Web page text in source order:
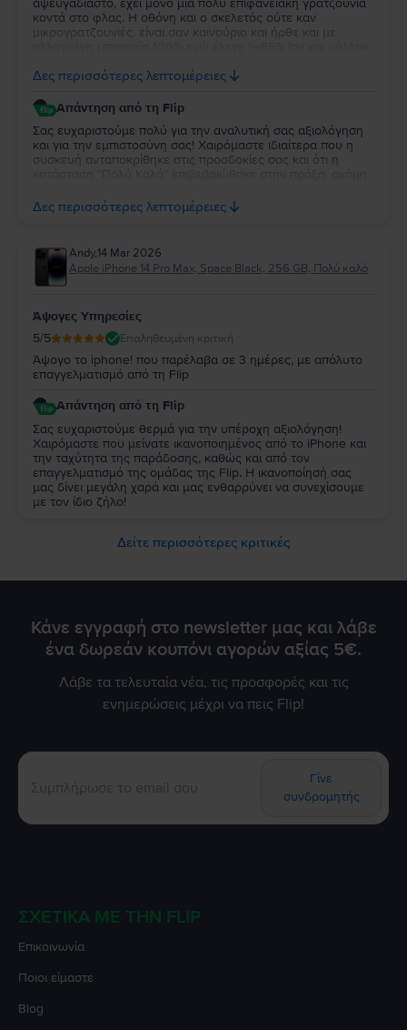
αψευγάδιαστο, έχει μόνο μια πολύ επιφανειακή γρατζουνιά
κοντά στο φλας. Η οθόνη και ο σκελετός ούτε καν
μικρογρατζουνιές, είναι σαν καινούριο και ήρθε και με
καμία διαφορά). Μπράβο σας!
Δες περισσότερες λεπτομέρειες
Απάντηση από τη Flip
Σας ευχαριστούμε πολύ για την αναλυτική σας αξιολόγηση
και για την εμπιστοσύνη σας! Χαιρόμαστε ιδιαίτερα που η
συσκευή ανταποκρίθηκε στις προσδοκίες σας και ότι η
μπαταρία, όπως αναγράφεται και στην ιστοσελίδα μας, οι
συσκευές διαθέτουν συμβατικές μπαταρίες με υγεία από
της συσκευής. Εκτιμούμε πολύ τα σχόλιά σας και
χαιρόμαστε που μείνατε ικανοποιημένος. Θα χαρούμε να
σας εξυπηρετήσουμε ξανά στο μέλλον!
Δες περισσότερες λεπτομέρειες
Andy,14 Mar 2026
Apple iPhone 14 Pro Max, Space Black, 256 GB, Πολύ καλό
Άψογες Υπηρεσίες
5/5 Επαληθευμένη κριτική
Άψογο το iphone! που παρέλαβα σε 3 ημέρες, με απόλυτο
επαγγελματισμό από τη Flip
Απάντηση από τη Flip
Σας ευχαριστούμε θερμά για την υπέροχη αξιολόγηση!
Χαιρόμαστε που μείνατε ικανοποιημένος από το iPhone και
την ταχύτητα της παράδοσης, καθώς και από τον
επαγγελματισμό της ομάδας της Flip. Η ικανοποίησή σας
μας δίνει μεγάλη χαρά και μας ενθαρρύνει να συνεχίσουμε
με τον ίδιο ζήλο!
Δείτε περισσότερες κριτικές
Κάνε εγγραφή στο newsletter μας και λάβε
ένα δωρεάν κουπόνι αγορών αξίας 5€.
Λάβε τα τελευταία νέα, τις προσφορές και τις
ενημερώσεις μέχρι να πεις Flip!
Γίνε
συνδρομητής
ΣΧΕΤΙΚΆ ΜΕ ΤΗΝ FLIP
Επικοινωνία
Ποιοι είμαστε
Blog